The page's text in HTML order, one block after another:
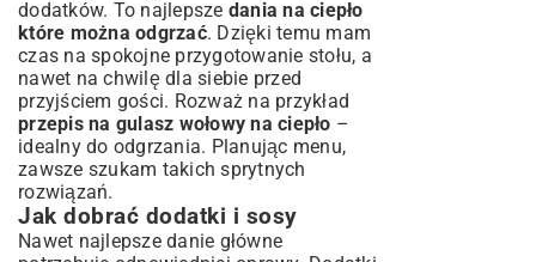
dodatków. To najlepsze dania na ciepło
które można odgrzać. Dzięki temu mam
czas na spokojne przygotowanie stołu, a
nawet na chwilę dla siebie przed
przyjściem gości. Rozważ na przykład
przepis na gulasz wołowy na ciepło –
idealny do odgrzania. Planując menu,
zawsze szukam takich sprytnych
rozwiązań.
Jak dobrać dodatki i sosy
Nawet najlepsze danie główne